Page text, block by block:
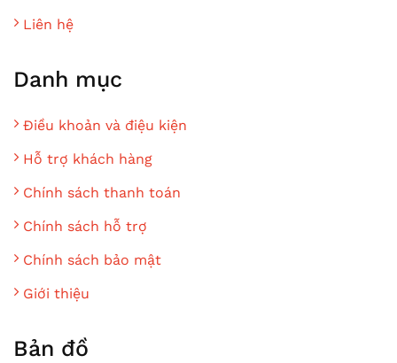
Liên hệ
Danh mục
Điều khoản và điệu kiện
Hỗ trợ khách hàng
Chính sách thanh toán
Chính sách hỗ trợ
Chính sách bảo mật
Giới thiệu
Bản đồ